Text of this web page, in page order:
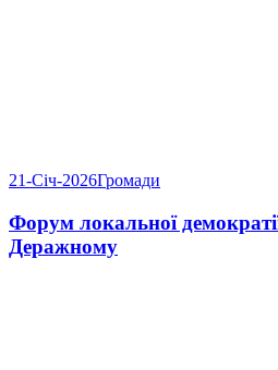
21-Січ-2026Громади
Форум локальної
Деражному